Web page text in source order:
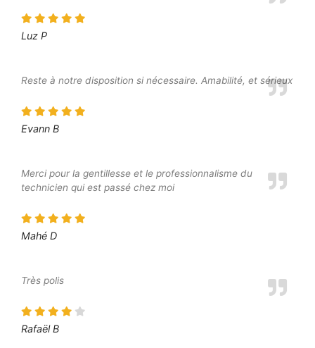
Luz P
Reste à notre disposition si nécessaire. Amabilité, et sérieux
Evann B
Merci pour la gentillesse et le professionnalisme du
technicien qui est passé chez moi
Mahé D
Très polis
Rafaël B